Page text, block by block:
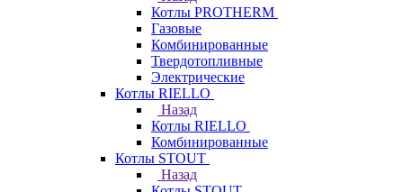
Котлы PROTHERM
Газовые
Комбинированные
Твердотопливные
Электрические
Котлы RIELLO
Назад
Котлы RIELLO
Комбинированные
Котлы STOUT
Назад